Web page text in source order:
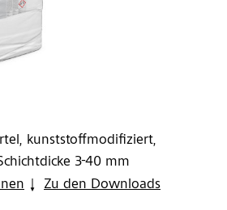
kunststoffmodifiziert,
3-40 mm
Zu den Downloads